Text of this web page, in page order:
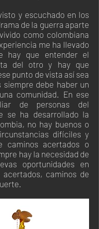
y escuchado en los
de la guerra aparte
como colombiana
me ha llevado
hay que entender el
del otro y hay que
punto de vista así sea
siempre debe haber un
comunidad. En ese
de personas del
se ha desarrollado la
no hay buenos o
difíciles y
caminos acertados o
hay la necesidad de
oportunidades en
acertados, caminos de